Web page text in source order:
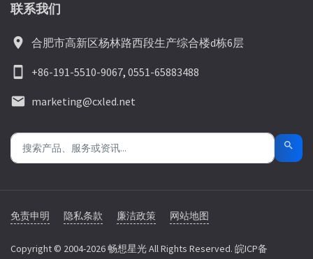
联系我们
location_on 合肥市高新区杨林路西段生产综合楼d栋6层
smartphone +86-191-5510-9067, 0551-65883488
email marketing@cxled.net
search
免责申明 隐私条款 廉洁政策 网站地图
Copyright © 2004-2026 畅想星光 All Rights Reserved. 皖ICP备